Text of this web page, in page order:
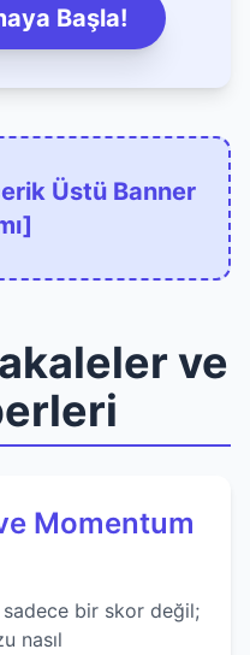
Başla!
Üstü Banner
ve
Momentum
bir skor değil;
nasıl